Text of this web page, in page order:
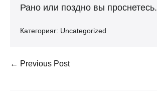
Рано или поздно вы проснетесь.
Категорияr: Uncategorized
Post
← Previous Post